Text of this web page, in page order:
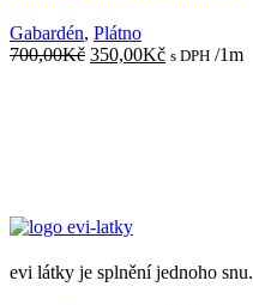
Gabardén, Plátno
700,00Kč Původní
350,00KčAktuální
s DPH /1m
evi látky je splnění jednoho snu.